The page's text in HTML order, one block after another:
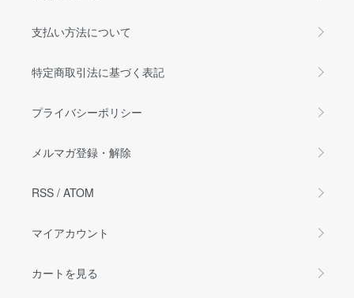
支払い方法について
特定商取引法に基づく表記
プライバシーポリシー
メルマガ登録・解除
RSS / ATOM
マイアカウント
カートを見る